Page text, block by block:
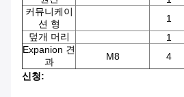
커뮤니케이
션 형
1
덮개 머리
1
Expanion 견
과
M8 4
신청: